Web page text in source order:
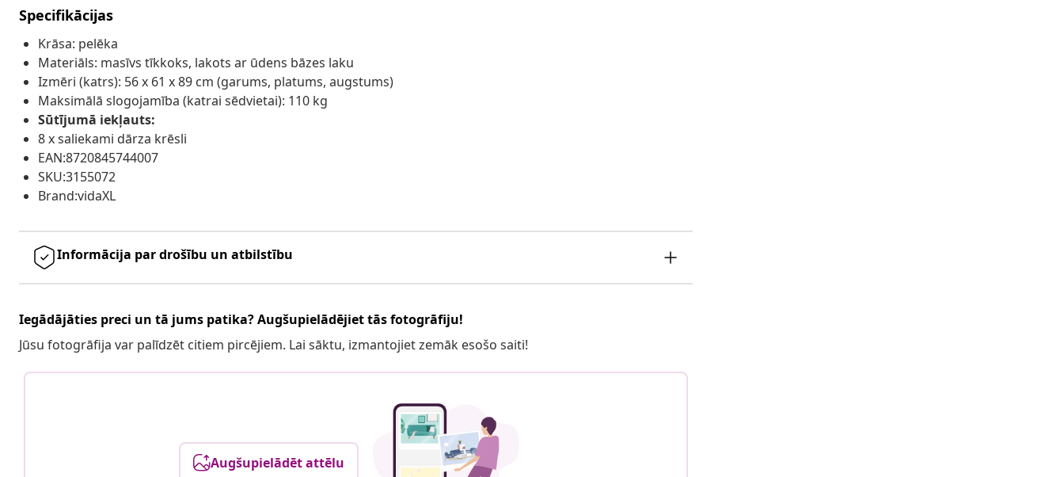
Specifikācijas
Krāsa: pelēka
Materiāls: masīvs tīkkoks, lakots ar ūdens bāzes laku
Izmēri (katrs): 56 x 61 x 89 cm (garums, platums, augstums)
Maksimālā slogojamība (katrai sēdvietai): 110 kg
Sūtījumā iekļauts:
8 x saliekami dārza krēsli
EAN:8720845744007
SKU:3155072
Brand:vidaXL
Informācija par drošību un atbilstību
Iegādājāties preci un tā jums patika? Augšupielādējiet tās fotogrāfiju!
Jūsu fotogrāfija var palīdzēt citiem pircējiem. Lai sāktu, izmantojiet zemāk esošo saiti!
Augšupielādēt attēlu